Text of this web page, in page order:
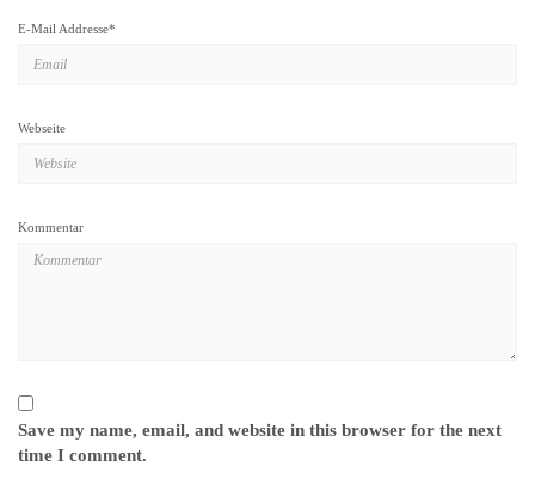
E-Mail Addresse*
Webseite
Kommentar
Save my name, email, and website in this browser for the next
time I comment.